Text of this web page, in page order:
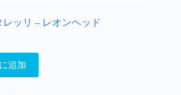
レッリ – レオンヘッド
追加